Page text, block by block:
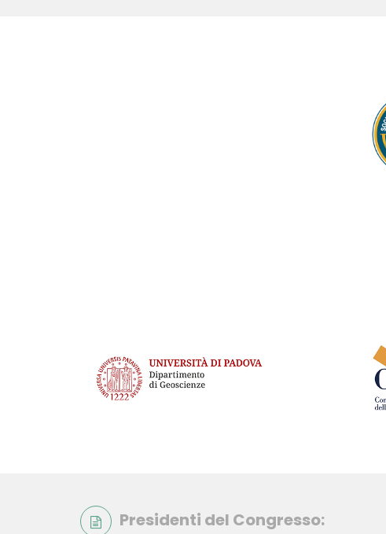
Presidenti del Congresso: